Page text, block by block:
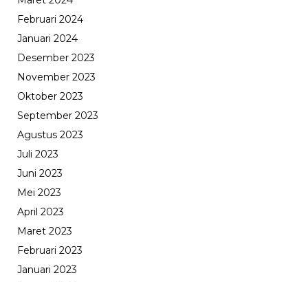
Februari 2024
Januari 2024
Desember 2023
November 2023
Oktober 2023
September 2023
Agustus 2023
Juli 2023
Juni 2023
Mei 2023
April 2023
Maret 2023
Februari 2023
Januari 2023